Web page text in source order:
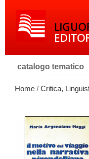
catalogo tematico
Home / Critica,